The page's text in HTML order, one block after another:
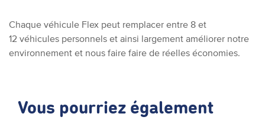
Chaque véhicule Flex peut remplacer entre 8 et
12 véhicules personnels et ainsi largement améliorer notre
environnement et nous faire faire de réelles économies.
Vous pourriez également